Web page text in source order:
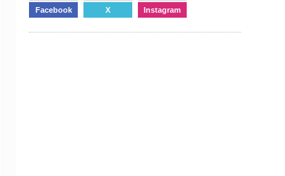
Facebook X Instagram